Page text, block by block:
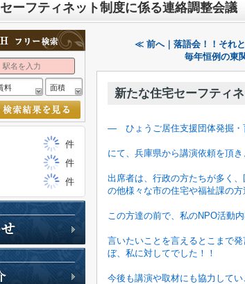
ーフティネット制度に係る連絡調整会議
≪ 前へ｜落語会！！それ
毎年恒例の東
新たな住宅セーフティ
— ひょうご居住支援団体発掘
にて、兵庫県から講演依頼を頂き
出席者は、行政の方たちが多く
の他様々な市の住宅や福祉課の方
この方達の前で、私のNPO活動
言いたいことを言えるとこまで
ぼ、私に対してでした！！
今後も講演や取材にも協力してい
料 面積
件
件
件